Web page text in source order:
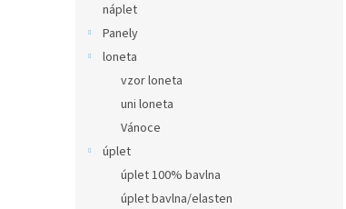
náplet
Panely
loneta
vzor loneta
uni loneta
Vánoce
úplet
úplet 100% bavlna
úplet bavlna/elasten